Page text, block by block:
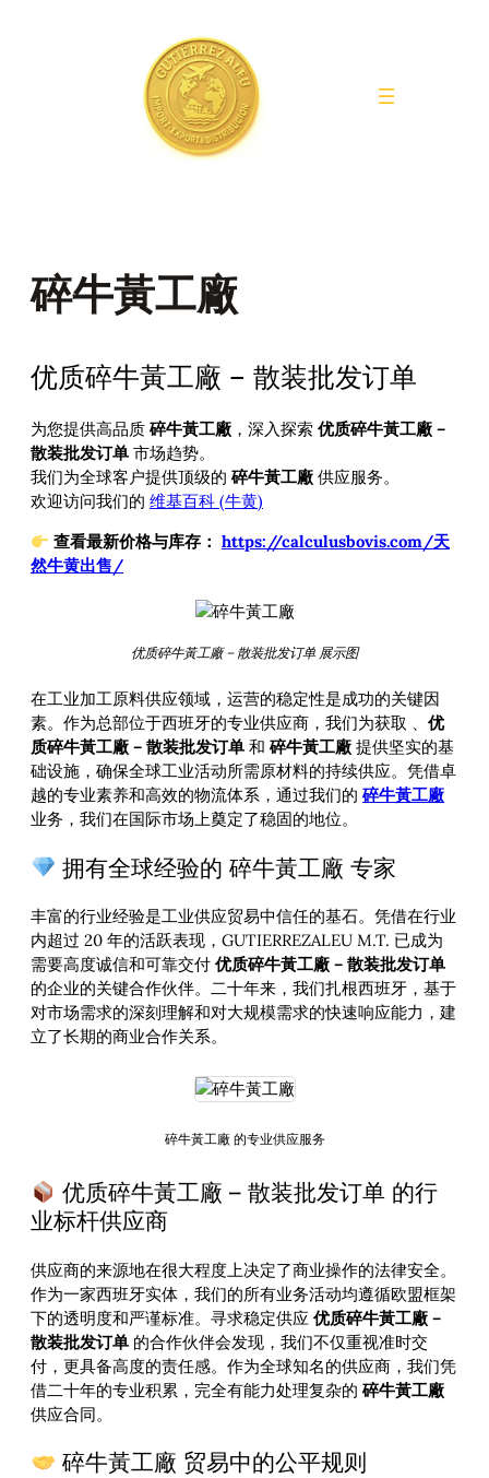
碎牛黃工廠
优质碎牛黃工廠 – 散装批发订单
为您提供高品质 碎牛黃工廠 ，深入探索 优质碎牛黃工廠 –
散装批发订单 市场趋势。
我们为全球客户提供顶级的 碎牛黃工廠 供应服务。
欢迎访问我们的 维基百科 (牛黄)
查看最新价格与库存： https://calculusbovis.com/天
然牛黄出售/
优质碎牛黃工廠 – 散装批发订单 展示图
在工业加工原料供应领域，运营的稳定性是成功的关键因
素。作为总部位于西班牙的专业供应商，我们为获取 、 优
质碎牛黃工廠 – 散装批发订单 和 碎牛黃工廠 提供坚实的基
础设施，确保全球工业活动所需原材料的持续供应。凭借卓
越的专业素养和高效的物流体系，通过我们的 碎牛黃工廠
业务，我们在国际市场上奠定了稳固的地位。
拥有全球经验的 碎牛黃工廠 专家
丰富的行业经验是工业供应贸易中信任的基石。凭借在行业
内超过 20 年的活跃表现，GUTIERREZALEU M.T. 已成为
需要高度诚信和可靠交付 优质碎牛黃工廠 – 散装批发订单
的企业的关键合作伙伴。二十年来，我们扎根西班牙，基于
对市场需求的深刻理解和对大规模需求的快速响应能力，建
立了长期的商业合作关系。
碎牛黃工廠 的专业供应服务
优质碎牛黃工廠 – 散装批发订单 的行
业标杆供应商
供应商的来源地在很大程度上决定了商业操作的法律安全。
作为一家西班牙实体，我们的所有业务活动均遵循欧盟框架
下的透明度和严谨标准。寻求稳定供应 优质碎牛黃工廠 –
散装批发订单 的合作伙伴会发现，我们不仅重视准时交
付，更具备高度的责任感。作为全球知名的供应商，我们凭
借二十年的专业积累，完全有能力处理复杂的 碎牛黃工廠
供应合同。
碎牛黃工廠 贸易中的公平规则